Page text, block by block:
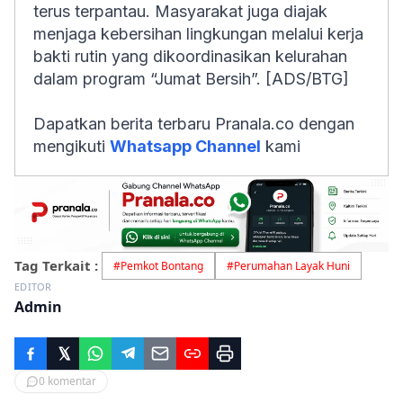
terus terpantau. Masyarakat juga diajak
menjaga kebersihan lingkungan melalui kerja
bakti rutin yang dikoordinasikan kelurahan
dalam program “Jumat Bersih”. [ADS/BTG]
Dapatkan berita terbaru Pranala.co dengan
mengikuti Whatsapp Channel kami
Tag Terkait : #Pemkot Bontang #Perumahan Layak Huni
EDITOR
Admin
0 komentar